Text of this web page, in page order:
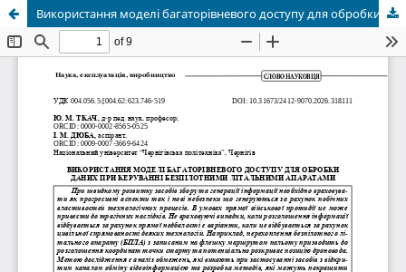
Використання моделі багаторівневого доступу для обробки даних при керуванні безпілотними літальними апаратами